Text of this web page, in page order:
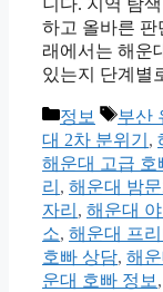
니다. 지역 탐
하고 올바른 판
래에서는 해운
있는지 단계별
카
테
고
리
정보
태
그
부산
대 2차 분위기 ,
해운대 고급 호
리 , 해운대 밤
자리 , 해운대
소, 해운대 프
호빠 상담, 해
운대 호빠 정보 ,